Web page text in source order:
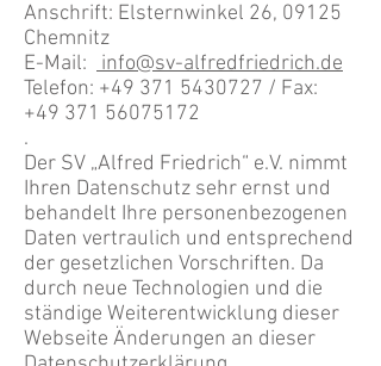
Anschrift: Elsternwinkel 26, 09125
Chemnitz
E-Mail:
info@sv-alfredfriedrich.de
Telefon: +49 371 5430727 / Fax:
+49 371 56075172
.
Der SV „Alfred Friedrich“ e.V. nimmt
Ihren Datenschutz sehr ernst und
behandelt Ihre personenbezogenen
Daten vertraulich und entsprechend
der gesetzlichen Vorschriften. Da
durch neue Technologien und die
ständige Weiterentwicklung dieser
Webseite Änderungen an dieser